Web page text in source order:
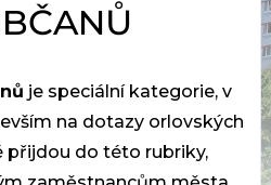
je speciální kategorie, v
na dotazy orlovských
přijdou do této rubriky,